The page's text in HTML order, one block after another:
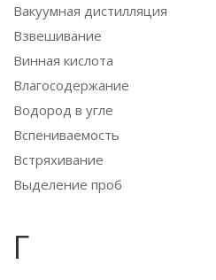
Вакуумная дистилляция
Взвешивание
Винная кислота
Влагосодержание
Водород в угле
Вспениваемость
Встряхивание
Выделение проб
Г